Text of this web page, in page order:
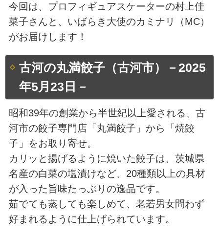
今回は、プロフィギュアスケーターの村上佳
菜子さんと、いばらき大使のカミナリ（MC）
がお届けします！
古河の丸満餃子（古河市）－2025
年5月23日－
昭和39年の創業から半世紀以上愛される、古
河市の餃子専門店「丸満餃子」から「焼餃
子」をお取り寄せ。
カリッと揚げるように焼いた餃子は、茨城県
名産の白菜の塩漬けなど、20種類以上の具材
が入った旨味たっぷりの逸品です。
茹でても蒸しても楽しめて、老若男女問わず
好まれるように仕上げられています。